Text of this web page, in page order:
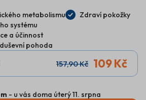
metabolismu
Zdraví pokožky
systému
a účinnost
pohoda
157,90 Kč 109 Kč
- u vás doma úterý 11. srpna